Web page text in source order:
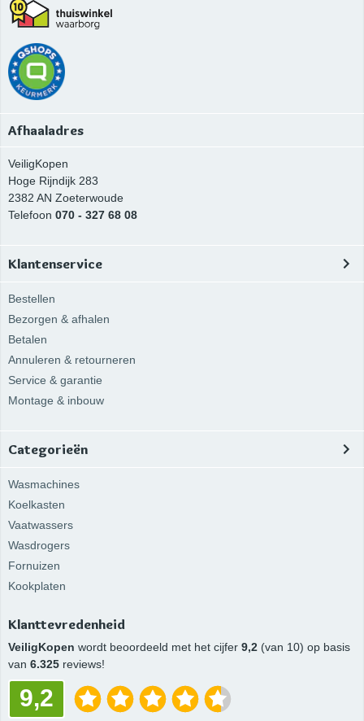
Afhaaladres
VeiligKopen
Hoge Rijndijk 283
2382 AN Zoeterwoude
Telefoon 070 - 327 68 08
Klantenservice
Bestellen
Bezorgen & afhalen
Betalen
Annuleren & retourneren
Service & garantie
Montage & inbouw
Categorieën
Wasmachines
Koelkasten
Vaatwassers
Wasdrogers
Fornuizen
Kookplaten
Klanttevredenheid
VeiligKopen wordt beoordeeld met het cijfer 9,2 (van 10) op basis
van 6.325 reviews!
9,2